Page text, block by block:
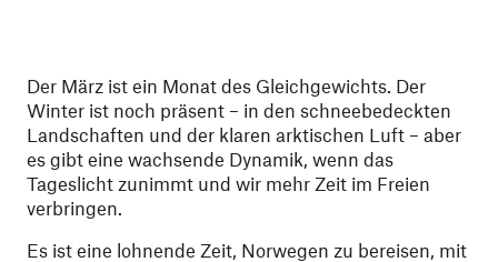
Der März ist ein Monat des Gleichgewichts. Der
Winter ist noch präsent – in den schneebedeckten
Landschaften und der klaren arktischen Luft – aber
es gibt eine wachsende Dynamik, wenn das
Tageslicht zunimmt und wir mehr Zeit im Freien
verbringen.
Es ist eine lohnende Zeit, Norwegen zu bereisen, mit